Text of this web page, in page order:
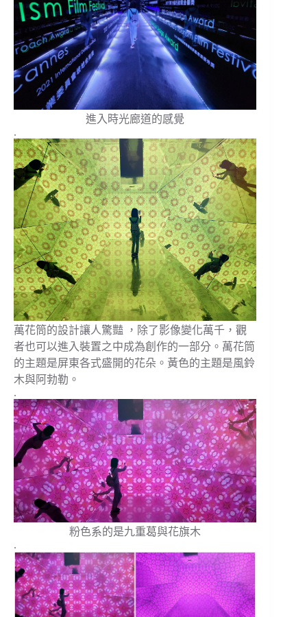
進入時光廊道的感覺
.
萬花筒的設計讓人驚豔 ，除了影像變化萬千，觀
者也可以進入裝置之中成為創作的一部分。萬花筒
的主題是屏東各式盛開的花朵。黃色的主題是風鈴
木與阿勃勒。
.
粉色系的是九重葛與花旗木
.